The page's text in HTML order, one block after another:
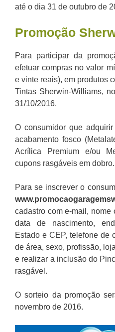
até o dia 31 de outubro de
Promoção
Para participar da
efetuar compras no valor
e vinte reais), em produtos
Tintas Sherwin-Williams,
31/10/2016.
O consumidor que
acabamento fosco
Acrílica Premium e/ou
cupons rasgáveis em dobro.
Para se inscrever o
cadastro com e-mail, nome
data de nascimento,
Estado e CEP, telefone de
de área, sexo, profissão,
e realizar a inclusão do
rasgável.
O sorteio da promoção
novembro de 2016.